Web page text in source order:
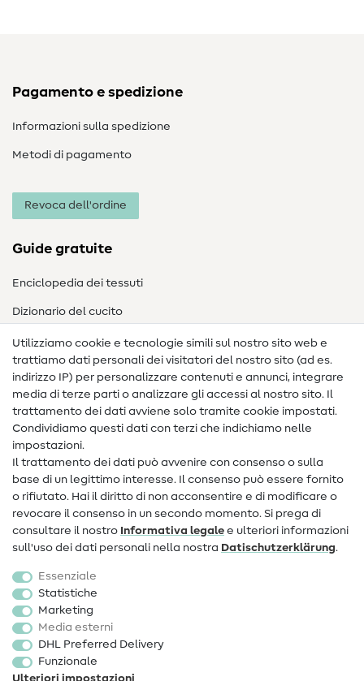
Pagamento e spedizione
Informazioni sulla spedizione
Metodi di pagamento
Revoca dell'ordine
Guide gratuite
Enciclopedia dei tessuti
Dizionario del cucito
Nähanleitungen
Assistenza e contatto
Contatto
Informazioni sul nuovo proprietario
FAQ
Diritto di recesso
Popolare
Accessori cucito
Sale
Utilizziamo cookie e tecnologie simili sul nostro sito web e
trattiamo dati personali dei visitatori del nostro sito (ad es.
indirizzo IP) per personalizzare contenuti e annunci, integrare
media di terze parti o analizzare gli accessi al nostro sito. Il
trattamento dei dati avviene solo tramite cookie impostati.
Condividiamo questi dati con terzi che indichiamo nelle
impostazioni.
Il trattamento dei dati può avvenire con consenso o sulla
base di un legittimo interesse. Il consenso può essere fornito
o rifiutato. Hai il diritto di non acconsentire e di modificare o
revocare il consenso in un secondo momento. Si prega di
consultare il nostro Informativa legale e ulteriori informazioni
sull'uso dei dati personali nella nostra Dati­schutz­erklärung.
Essenziale
Statistiche
Marketing
Media esterni
DHL Preferred Delivery
Funzionale
Ulteriori impostazioni